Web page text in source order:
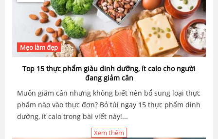
Mẹo làm đẹp
Top 15 thực phẩm giàu dinh dưỡng, ít calo cho người
đang giảm cân
Muốn giảm cân nhưng không biết nên bổ sung loại thực
phẩm nào vào thực đơn? Bỏ túi ngay 15 thực phẩm dinh
dưỡng, ít calo trong bài viết này!...
Xem thêm